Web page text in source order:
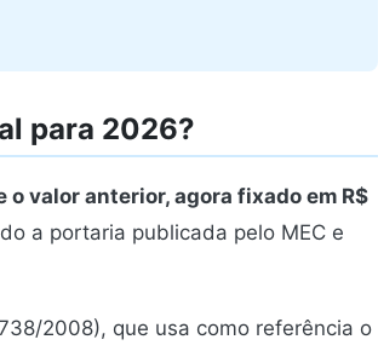
para 2026?
o valor anterior, agora fixado em R$
a portaria publicada pelo MEC e
2008), que usa como referência o